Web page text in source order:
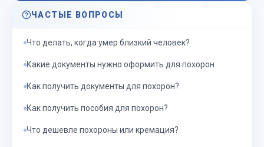
ЧАСТЫЕ ВОПРОСЫ
Что делать, когда умер близкий человек?
Какие документы нужно оформить для похорон
Как получить документы для похорон?
Как получить пособия для похорон?
Что дешевле похороны или кремация?